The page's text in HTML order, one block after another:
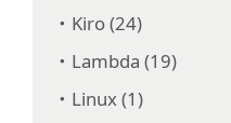
Kiro (24)
Lambda (19)
Linux (1)